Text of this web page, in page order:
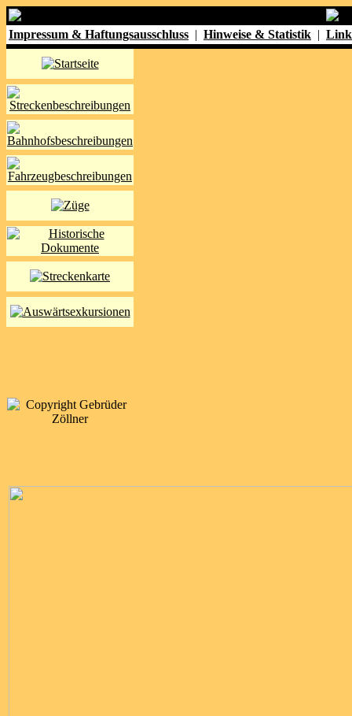
Impressum & Haftungsausschluss | Hinweise & Statistik |